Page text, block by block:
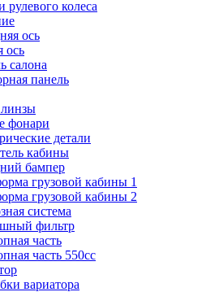
рулевого колеса
ось
ось
салона
панель
фонари
детали
кабины
бампер
грузовой кабины 1
грузовой кабины 2
система
фильтр
часть
часть 550cc
вариатора